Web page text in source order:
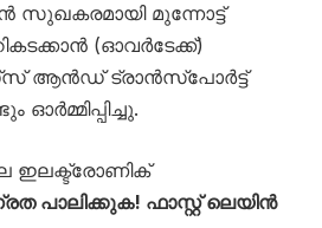
സുഖകരമായി മുന്നോട്ട്
(ഓവർടേക്ക്)
ആൻഡ് ട്രാൻസ്‌പോർട്ട്
ഓർമ്മിപ്പിച്ചു.
ഇലക്ട്രോണിക്
പാലിക്കുക! ഫാസ്റ്റ് ലെയിൻ